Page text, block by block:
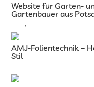
Website für Garten-
Gartenbauer aus
,
AMJ-Folientechnik –
Stil